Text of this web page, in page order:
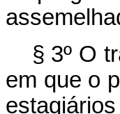
§ 3º O
em que o